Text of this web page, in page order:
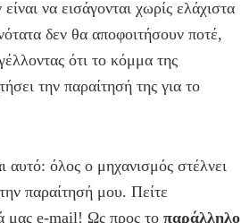
να εισάγονται χωρίς ελάχιστα
δεν θα αποφοιτήσουν ποτέ,
ότι το κόμμα της
την παραίτησή της για το
όλος ο μηχανισμός στέλνει
παραίτησή μου. Πείτε
μας e-mail! Ως προς το παράλληλο